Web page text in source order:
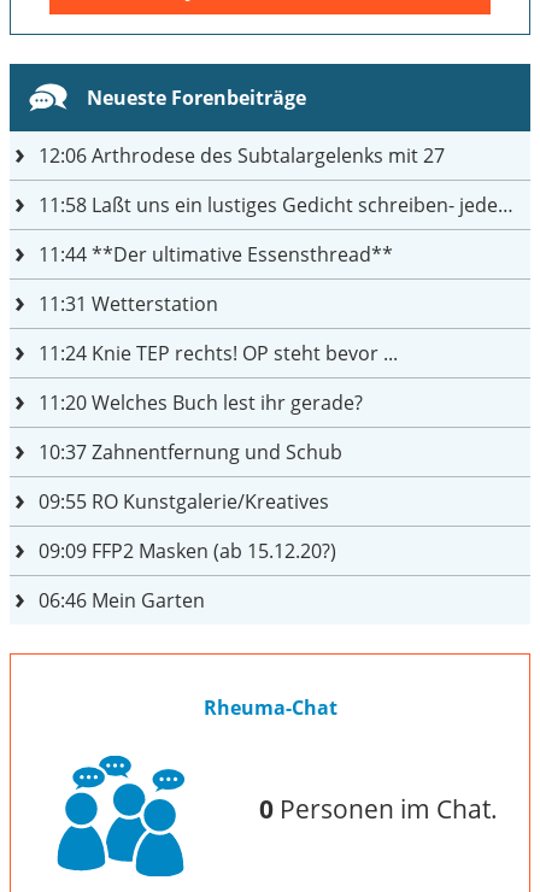
Neueste Forenbeiträge
12:06Arthrodese des Subtalargelenks mit 27
11:58 Laßt uns ein lustiges Gedicht schreiben- jeder einen Satz
11:44**Der ultimative Essensthread**
11:31 Wetterstation
11:24 Knie TEP rechts! OP steht bevor ...
11:20Welches Buch lest ihr gerade?
10:37Zahnentfernung und Schub
09:55 RO Kunstgalerie/Kreatives
09:09 FFP2 Masken (ab 15.12.20?)
06:46 Mein Garten
Rheuma-Chat
0Personen im Chat.